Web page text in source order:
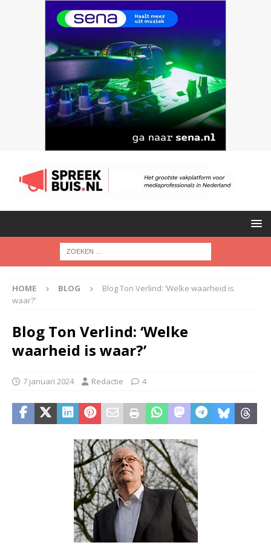
HOME BLOG
Blog Ton Verlind: ‘Welke waarheid is
waar?’
Blog Ton Verlind: ‘Welke
waarheid is waar?’
7 januari 2024 Redactie 4